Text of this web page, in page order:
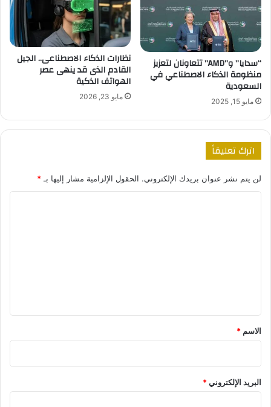
“سدايا” و”AMD” تتعاونان لتعزيز
منظومة الذكاء الاصطناعي في
السعودية
مايو 15, 2025
نظارات الذكاء الاصطناعى.. الجيل
القادم الذى قد ينهى عصر
الهواتف الذكية
مايو 23, 2026
اترك تعليقاً
لن يتم نشر عنوان بريدك الإلكتروني. الحقول الإلزامية مشار إليها بـ *
*
الاسم *
البريد الإلكتروني*